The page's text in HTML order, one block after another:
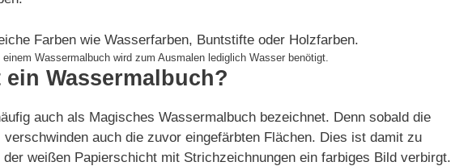
einem Wassermalbuch wird zum Ausmalen lediglich Wasser benötigt.
Wassermalbuch?
auch als Magisches Wassermalbuch bezeichnet. Denn sobald die
auch die zuvor eingefärbten Flächen. Dies ist damit zu
weißen Papierschicht mit Strichzeichnungen ein farbiges Bild verbirgt.